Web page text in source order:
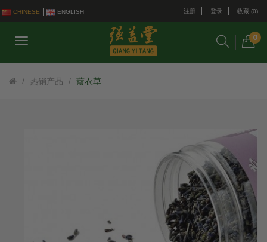
CHINESE ENGLISH 注册 登录 收藏 (0)
0
热销产品 薰衣草